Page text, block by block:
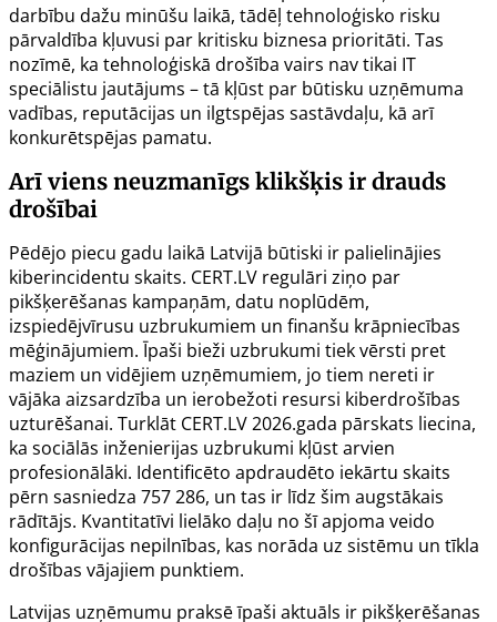
darbību dažu minūšu laikā, tādēļ tehnoloģisko risku
pārvaldība kļuvusi par kritisku biznesa prioritāti. Tas
nozīmē, ka tehnoloģiskā drošība vairs nav tikai IT
speciālistu jautājums – tā kļūst par būtisku uzņēmuma
vadības, reputācijas un ilgtspējas sastāvdaļu, kā arī
konkurētspējas pamatu.
Arī viens neuzmanīgs klikšķis ir drauds
drošībai
Pēdējo piecu gadu laikā Latvijā būtiski ir palielinājies
kiberincidentu skaits. CERT.LV regulāri ziņo par
pikšķerēšanas kampaņām, datu noplūdēm,
izspiedējvīrusu uzbrukumiem un finanšu krāpniecības
mēģinājumiem. Īpaši bieži uzbrukumi tiek vērsti pret
maziem un vidējiem uzņēmumiem, jo tiem nereti ir
vājāka aizsardzība un ierobežoti resursi kiberdrošības
uzturēšanai. Turklāt CERT.LV 2026.gada pārskats liecina,
ka sociālās inženierijas uzbrukumi kļūst arvien
profesionālāki. Identificēto apdraudēto iekārtu skaits
pērn sasniedza 757 286, un tas ir līdz šim augstākais
rādītājs. Kvantitatīvi lielāko daļu no šī apjoma veido
konfigurācijas nepilnības, kas norāda uz sistēmu un tīkla
drošības vājajiem punktiem.
Latvijas uzņēmumu praksē īpaši aktuāls ir pikšķerēšanas